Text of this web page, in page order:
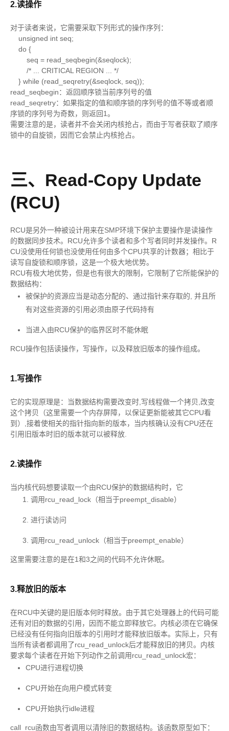
2.读操作
对于读者来说，它需要采取下列形式的操作序列：
unsigned int seq;
do {
seq = read_seqbegin(&seqlock);
/* ... CRITICAL REGION ... */
} while (read_seqretry(&seqlock, seq));
read_seqbegin：返回顺序锁当前序列号的值
read_seqretry：如果指定的值和顺序锁的序列号的值不等或者顺
序锁的序列号为奇数，则返回1。
需要注意的是，读者并不会关闭内核抢占，而由于写者获取了顺序
锁中的自旋锁，因而它会禁止内核抢占。
三、Read-Copy Update
(RCU)
RCU是另外一种被设计用来在SMP环境下保护主要操作是读操作
的数据同步技术。RCU允许多个读者和多个写者同时并发操作。R
CU没使用任何锁也没使用任何由多个CPU共享的计数器；相比于
读写自旋锁和顺序锁，这是一个极大地优势。
RCU有极大地优势，但是也有很大的限制，它限制了它所能保护的
数据结构：
被保护的资源应当是动态分配的、通过指针来存取的, 并且所
有对这些资源的引用必须由原子代码持有
当进入由RCU保护的临界区时不能休眠
RCU操作包括读操作，写操作，以及释放旧版本的操作组成。
1.写操作
它的实现原理是：当数据结构需要改变时,写线程做一个拷贝,改变
这个拷贝（这里需要一个内存屏障，以保证更新能被其它CPU看
到）,接着使相关的指针指向新的版本，当内核确认没有CPU还在
引用旧版本时旧的版本就可以被释放.
2.读操作
当内核代码想要读取一个由RCU保护的数据结构时，它
调用rcu_read_lock（相当于preempt_disable）
进行读访问
调用rcu_read_unlock（相当于preempt_enable）
这里需要注意的是在1和3之间的代码不允许休眠。
3.释放旧的版本
在RCU中关键的是旧版本何时释放。由于其它处理器上的代码可能
还有对旧的数据的引用，因而不能立即释放它。内核必须在它确保
已经没有任何指向旧版本的引用时才能释放旧版本。实际上，只有
当所有读者都调用了rcu_read_unlock后才能释放旧的拷贝。内核
要求每个读者在开始下列动作之前调用rcu_read_unlock宏：
CPU进行进程切换
CPU开始在向用户模式转变
CPU开始执行idle进程
call_rcu函数由写者调用以清除旧的数据结构。该函数原型如下：